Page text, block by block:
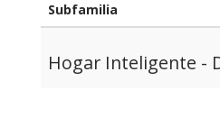
Subfamilia
Hogar Inteligente -